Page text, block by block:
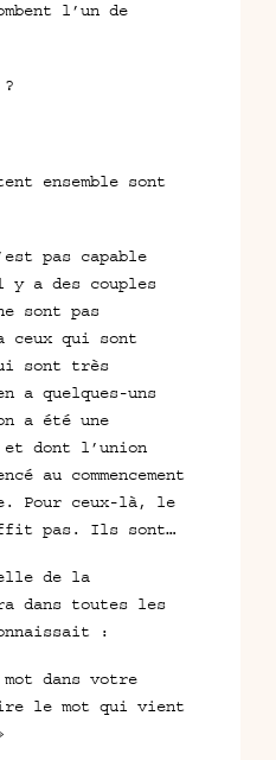
l’un de
ensemble sont
pas capable
y a des couples
sont pas
ceux qui sont
sont très
a quelques-uns
a été une
dont l’union
au commencement
Pour ceux-là, le
pas. Ils sont…
de la
dans toutes les
:
dans votre
le mot qui vient